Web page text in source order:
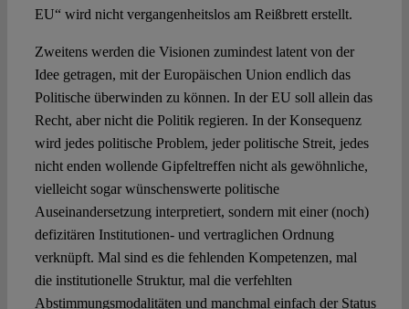
EU“ wird nicht vergangenheitslos am Reißbrett erstellt.
Zweitens werden die Visionen zumindest latent von der
Idee getragen, mit der Europäischen Union endlich das
Politische überwinden zu können. In der EU soll allein das
Recht, aber nicht die Politik regieren. In der Konsequenz
wird jedes politische Problem, jeder politische Streit, jedes
nicht enden wollende Gipfeltreffen nicht als gewöhnliche,
vielleicht sogar wünschenswerte politische
Auseinandersetzung interpretiert, sondern mit einer (noch)
defizitären Institutionen- und vertraglichen Ordnung
verknüpft. Mal sind es die fehlenden Kompetenzen, mal
die institutionelle Struktur, mal die verfehlten
Abstimmungsmodalitäten und manchmal einfach der Status